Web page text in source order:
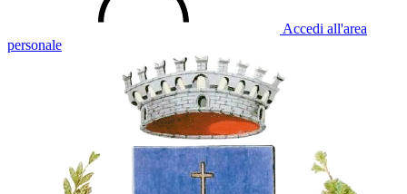
Accedi all'area
personale